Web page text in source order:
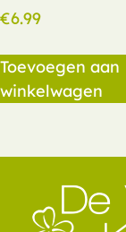
€6.99
Toevoegen aan
winkelwagen